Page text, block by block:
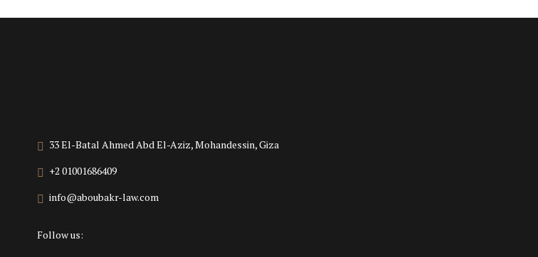
33 El-Batal Ahmed Abd El-Aziz, Mohandessin, Giza
+2 01001686409
info@aboubakr-law.com
Follow us: